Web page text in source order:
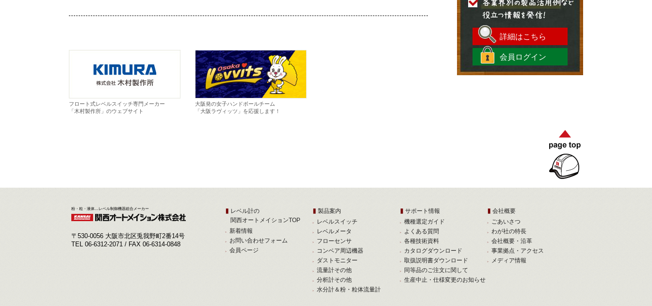
詳細はこちら
会員ログイン
フロート式レベルスイッチ専門メーカー
「木村製作所」のウェブサイト
大阪発の女子ハンドボールチーム
「大阪ラヴィッツ」を応援します！
粉・粒・液体…レベル制御機器総合メーカー
〒530-0056 大阪市北区兎我野町2番14号
TEL 06-6312-2071 / FAX 06-6314-0848
レベル計の
関西オートメイションTOP
新着情報
お問い合わせフォーム
会員ページ
製品案内
レベルスイッチ
レベルメータ
フローセンサ
コンベア周辺機器
ダストモニター
流量計その他
分析計その他
水分計＆粉・粒体流量計
サポート情報
機種選定ガイド
よくある質問
各種技術資料
カタログダウンロード
取扱説明書ダウンロード
同等品のご注文に関して
生産中止・仕様変更のお知らせ
会社概要
ごあいさつ
わが社の特長
会社概要・沿革
事業拠点・アクセス
メディア情報